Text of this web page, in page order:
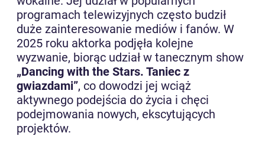
programach telewizyjnych często budził
duże zainteresowanie mediów i fanów. W
2025 roku aktorka podjęła kolejne
wyzwanie, biorąc udział w tanecznym show
„Dancing with the Stars. Taniec z
gwiazdami”, co dowodzi jej wciąż
aktywnego podejścia do życia i chęci
podejmowania nowych, ekscytujących
projektów.